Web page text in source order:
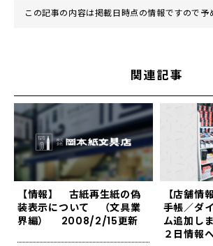
この記事の内容は掲載日時点の情報ですので予
関連記事
【情報】 古紙再生紙の偽
装表示について （文具業
界編） 2008/2/15更新
【店舗
手帳／ダ
ム追加し
２日情報